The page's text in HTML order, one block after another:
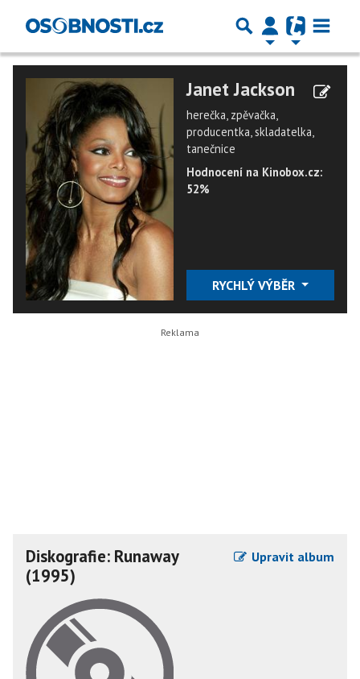
Janet Jackson
herečka, zpěvačka,
producentka, skladatelka,
tanečnice
Hodnocení na Kinobox.cz:
52%
RYCHLÝ VÝBĚR
Diskografie: Runaway
(1995)
Upravit album